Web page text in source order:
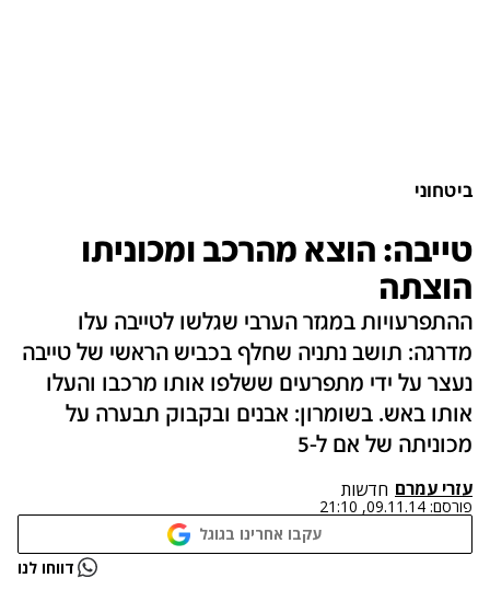
ביטחוני
טייבה: הוצא מהרכב ומכוניתו
הוצתה
ההתפרעויות במגזר הערבי שגלשו לטייבה עלו
מדרגה: תושב נתניה שחלף בכביש הראשי של טייבה
נעצר על ידי מתפרעים ששלפו אותו מרכבו והעלו
אותו באש. בשומרון: אבנים ובקבוק תבערה על
מכוניתה של אם ל-5
עזרי עמרם חדשות
פורסם: 09.11.14, 21:10
עקבו אחרינו בגוגל
נתקלנו בבעיה דווחו לנו